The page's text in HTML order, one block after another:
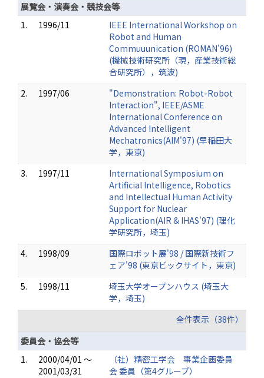
展覧会・演奏会・競技会等
1.
1996/11
IEEE International Workshop on
Robot and Human
Commuuunication (ROMAN'96)
(機械技術研究所（現，産業技術総
合研究所），筑波)
2.
1997/06
"Demonstration: Robot-Robot
Interaction", IEEE/ASME
International Conference on
Advanced Intelligent
Mechatronics(AIM'97) (早稲田大
学，東京)
3.
1997/11
International Symposium on
Artificial Intelligence, Robotics
and Intellectual Human Activity
Support for Nuclear
Application(AIR & IHAS'97) (理化
学研究所，埼玉)
4.
1998/09
国際ロボット展'98 / 国際新技術フ
ェア'98 (東京ビックサイト，東京)
5.
1998/11
埼玉大学オープンハウス (埼玉大
学，埼玉)
全件表示（38件）
委員会・協会等
1.
2000/04/01 ～
2001/03/31
（社）精密工学会 事業企画委員
会 委員（第4グループ）